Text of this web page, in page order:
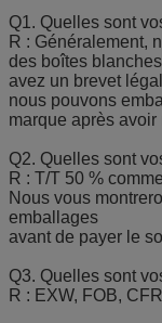
Q1. Quelles sont
R : Généralement,
des boîtes
avez un brevet
nous pouvons
marque après
Q2. Quelles sont
R : T/T 50 %
Nous vous
emballages
avant de payer le
Q3. Quelles sont
R : EXW, FOB,